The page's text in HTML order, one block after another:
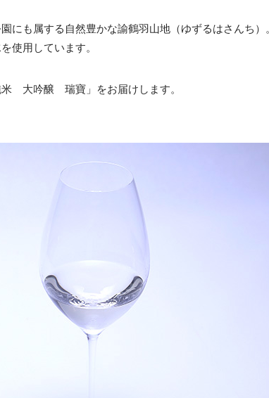
にも属する自然豊かな諭鶴羽山地（ゆずるはさんち
使用しています。
米 大吟醸 瑞寶」をお届けします。